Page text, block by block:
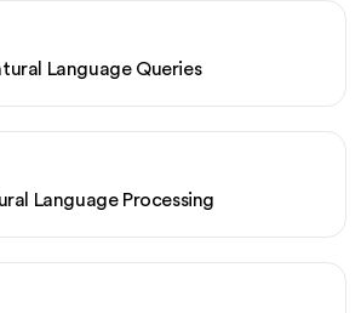
Language Queries
Language Processing